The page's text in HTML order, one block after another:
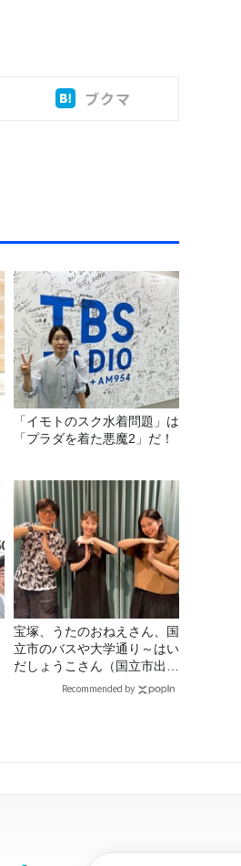
ブクマ
「イモトのスク水着問題」は
「プラダを着た悪魔2」だ！
宝塚、うたのおねえさん、国
立市のバスや大学通り～はい
だしょうこさん（国立市出
Recommended by